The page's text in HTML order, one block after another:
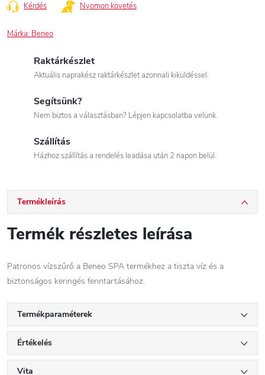
Kérdés Nyomon követés
Márka: Beneo
Raktárkészlet
Aktuális naprakész raktárkészlet azonnali kiküldéssel.
Segítsünk?
Nem biztos a választásban? Lépjen kapcsolatba velünk.
Szállítás
Házhoz szállítás a rendelés leadása után 2 napon belül.
Termékleírás
Termék részletes leírása
Patronos vízszűrő a Beneo SPA termékhez a tiszta víz és a
biztonságos keringés fenntartásához.
Termékparaméterek
Értékelés
Vita